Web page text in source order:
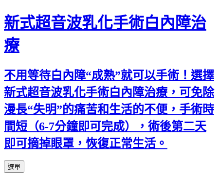
新式超音波乳化手術白內障治
療
不用等待白內障“成熟”就可以手術！選擇
新式超音波乳化手術白內障治療，可免除
漫長“失明”的痛苦和生活的不便，手術時
間短（6-7分鐘即可完成），術後第二天
即可摘掉眼罩，恢復正常生活。
選單